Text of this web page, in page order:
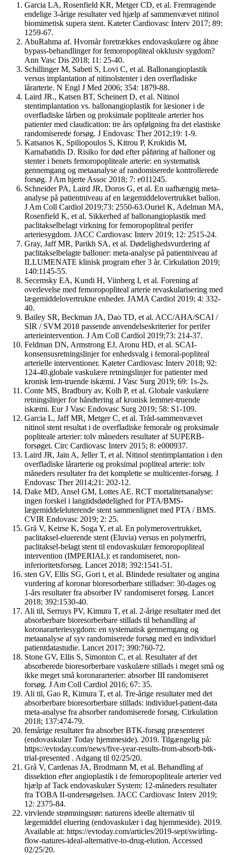
Garcia LA, Rosenfield KR, Metger CD, et al. Fremragende
endelige 3-årige resultater ved hjælp af sammenvævet nitinol
biomimetisk supera stent. Kateter Cardiovasc Interv 2017; 89:
1259-67.
AbuRahma af. Hvornår foretrækkes endovaskulære og åbne
bypass-behandlinger for femoropopliteal okklusiv sygdom?
Ann Vasc Dis 2018; 11: 25-40.
Schillinger M, Sabeti S, Lovi C, et al. Ballonangioplastik
versus implantation af nitinolstenter i den overfladiske
lårarterie. N Engl J Med 2006; 354: 1879-88.
Laird JR., Katsen BT, Scheinert D, et al. Nitinol
stentimplantation vs. ballonangioplastik for læsioner i de
overfladiske lårben og proksimale popliteale arterier hos
patienter med claudication: tre års opfølgning fra det elastiske
randomiserede forsøg. J Endovasc Ther 2012;19: 1-9.
Katsanos K, Spiliopoulos S, Kitrou P, Krokidis M,
Karnabatidis D. Risiko for død efter påføring af balloner og
stenter i benets femoropopliteale arterie: en systematisk
gennemgang og metaanalyse af randomiserede kontrollerede
forsøg. J Am hjerte Assoc 2018; 7: e011245.
Schneider PA, Laird JR, Doros G, et al. En uafhængig meta-
analyse på patientniveau af en lægemiddelovertrukket ballon.
J Am Coll Cardiol 2019;73: 2550-63.Ouriel K, Adelman MA,
Rosenfield K, et al. Sikkerhed af ballonangioplastik med
paclitakselbelagt virkning for femoropopliteal perifer
arteriesygdom. JACC Cardiovasc Interv 2019; 12: 2515-24.
Gray, Jaff MR, Parikh SA, et al. Dødelighedsvurdering af
paclitakselbelagte balloner: meta-analyse på patientniveau af
ILLUMENATE klinisk program efter 3 år. Cirkulation 2019;
140:1145-55.
Secemsky EA, Kundi H, Viinberg I, et al. Forening af
overlevelse med femoropopliteal arterie revaskularisering med
lægemiddelovertrukne enheder. JAMA Cardiol 2019; 4: 332-
40.
Bailey SR, Beckman JA, Dao TD, et al. ACC/AHA/SCAI /
SIR / SVM 2018 passende anvendelseskriterier for perifer
arterieintervention. J Am Coll Cardiol 2019;73: 214-37.
Feldman DN, Armstrong EJ, Aronu HD, et al. SCAI-
konsensusretningslinjer for enhedsvalg i femoral-popliteal
arterielle interventioner. Kateter Cardiovasc Interv 2018; 92:
124-40.globale vaskulære retningslinjer for patienter med
kronisk lem-truende iskæmi. J Vasc Surg 2019; 69: 1s-2s.
Conte MS, Bradbury av, Kolh P, et al. Globale vaskulære
retningslinjer for håndtering af kronisk lemmer-truende
iskæmi. Eur J Vasc Endovasc Surg 2019; 58: S1-109.
Garcia L, Jaff MR, Metger C, et al. Tråd-sammenvævet
nitinol stent resultat i de overfladiske femorale og proksimale
popliteale arterier: tolv måneders resultater af SUPERB-
forsøget. Circ Cardiovasc Interv 2015; 8: e000937.
Laird JR, Jain A, Jeller T, et al. Nitinol stentimplantation i den
overfladiske lårarterie og proksimal popliteal arterie: tolv
måneders resultater fra det komplette se multicenter-forsøg. J
Endovasc Ther 2014;21: 202-12.
Dake MD, Ansel GM, Lottes AE. RCT mortalitetsanalyse:
ingen forskel i langtidsdødelighed for PTA/BMS-
lægemiddeleluterende stent sammenlignet med PTA / BMS.
CVIR Endovasc 2019; 2: 25.
Grå V, Keirse K, Soga Y, et al. En polymerovertrukket,
paclitaksel-eluerende stent (Eluvia) versus en polymerfri,
paclitaksel-belagt stent til endovaskulær femoropopliteal
intervention (IMPERIAL): et randomiseret, non-
inferioritetsforsøg. Lancet 2018; 392:1541-51.
sten GV, Ellis SG, Gori t, et al. Blindede resultater og angina
vurdering af koronar bioresorberbare stilladser: 30-dages og
1-års resultater fra absorber IV randomiseret forsøg. Lancet
2018; 392:1530-40.
Ali til, Serruys PV, Kimura T, et al. 2-årige resultater med det
absorberbare bioresorberbare stillads til behandling af
koronararteriesygdom: en systematisk gennemgang og
metaanalyse af syv randomiserede forsøg med en individuel
patientdatastudie. Lancet 2017; 390:760-72.
Stone GV, Ellis S, Simonton C, et al. Resultater af det
absorberede bioresorberbare vaskulære stillads i meget små og
ikke meget små koronararterier: absorber III randomiseret
forsøg. J Am Coll Cardiol 2016; 67: 35.
Ali til, Gao R, Kimura T, et al. Tre-årige resultater med det
absorberbare bioresorberbare stillads: individuel-patient-data
meta-analyse fra absorber randomiserede forsøg. Cirkulation
2018; 137:474-79.
femårige resultater fra absorber BTK-forsøg præsenteret
(endovaskulær Today hjemmeside). 2019. Tilgængelig på:
https://evtoday.com/news/five-year-results-from-absorb-btk-
trial-presented . Adgang til 02/25/20.
Grå V, Cardenas JA, Brodmann M, et al. Behandling af
dissektion efter angioplastik i de femoropopliteale arterier ved
hjælp af Tack endovaskulær System: 12-måneders resultater
fra TOBA II-undersøgelsen. JACC Cardiovasc Interv 2019;
12: 2375-84.
virvlende strømningsrør: naturens ideelle alternativ til
lægemiddel eluering (endovaskulær i dag hjemmeside). 2019.
Available at: https://evtoday.com/articles/2019-sept/swirling-
flow-natures-ideal-alternative-to-drug-elution. Accessed
02/25/20.